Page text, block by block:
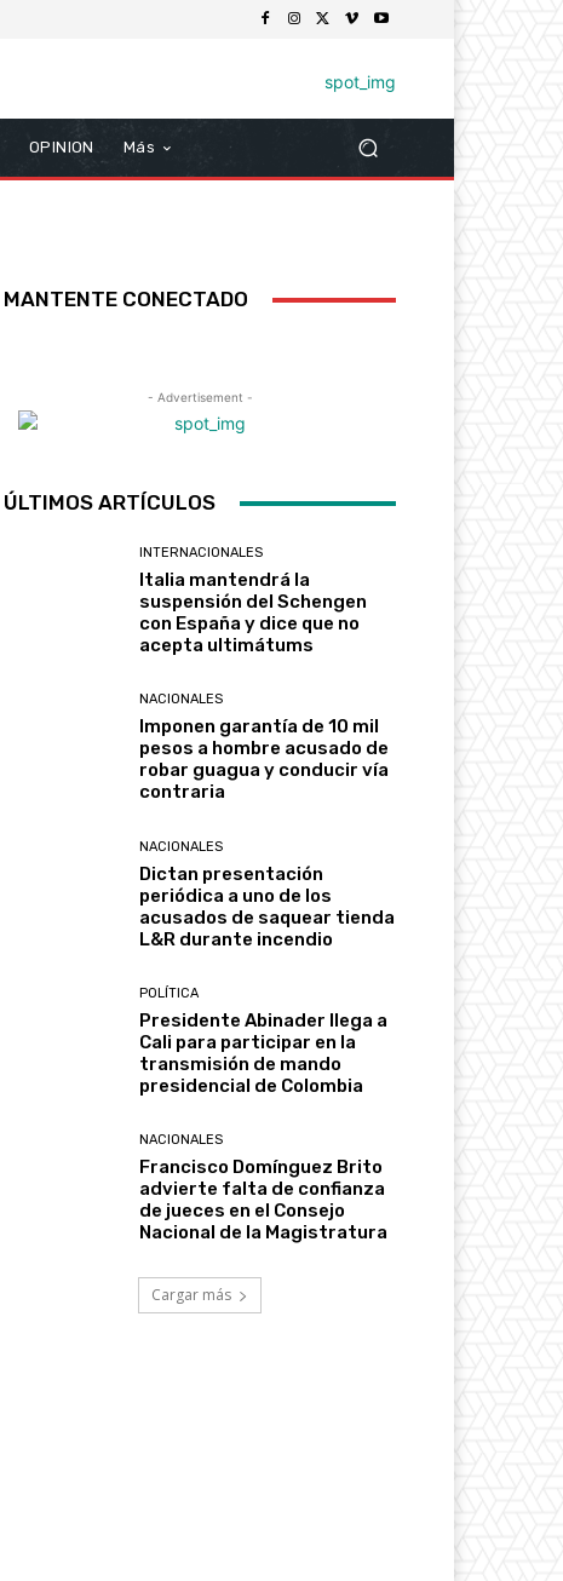
OPINION Más
MANTENTE CONECTADO
- Advertisement -
ÚLTIMOS ARTÍCULOS
INTERNACIONALES
Italia mantendrá la
suspensión del Schengen
con España y dice que no
acepta ultimátums
NACIONALES
Imponen garantía de 10 mil
pesos a hombre acusado de
robar guagua y conducir vía
contraria
NACIONALES
Dictan presentación
periódica a uno de los
acusados de saquear tienda
L&R durante incendio
POLÍTICA
Presidente Abinader llega a
Cali para participar en la
transmisión de mando
presidencial de Colombia
NACIONALES
Francisco Domínguez Brito
advierte falta de confianza
de jueces en el Consejo
Nacional de la Magistratura
Cargar más